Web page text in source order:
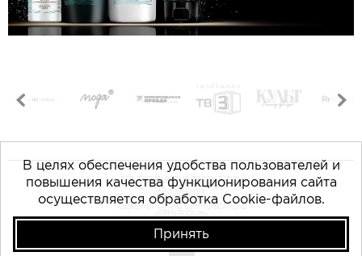
REPUBLICAN PUBLIC ORGANIZATION
«BELARUS FASHION COUNCIL»
INFO@BFW.BY
AGENCY OF PR AND COMMUNICATIONS
NIP 490853075
В целях обеспечения удобства пользователей и
повышения качества функционирования сайта
осуществляется обработка Cookie-файлов.
Принять